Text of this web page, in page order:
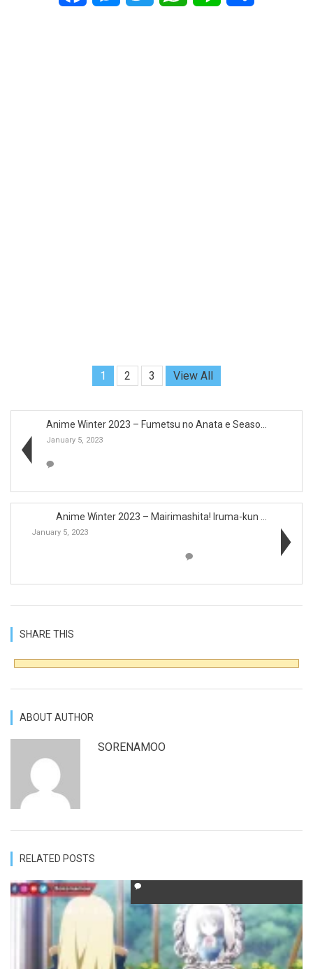
1 2 3 View All
Anime Winter 2023 – Fumetsu no Anata e Seaso...
January 5, 2023
Anime Winter 2023 – Mairimashita! Iruma-kun ...
January 5, 2023
SHARE THIS
ABOUT AUTHOR
SORENAMOO
RELATED POSTS